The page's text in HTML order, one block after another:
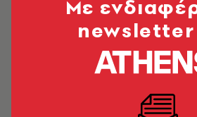
ΟΛΑ ΤΑ ΑΡΘΡΑ ΤΟΥ
Mε
newsletter